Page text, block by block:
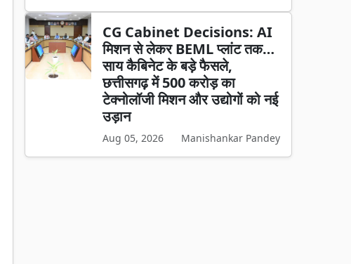
CG Cabinet Decisions: AI
मिशन से लेकर BEML प्लांट तक…
साय कैबिनेट के बड़े फैसले,
छत्तीसगढ़ में 500 करोड़ का
टेक्नोलॉजी मिशन और उद्योगों को नई
उड़ान
Aug 05, 2026 Manishankar Pandey